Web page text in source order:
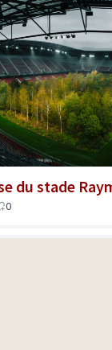
du stade
0